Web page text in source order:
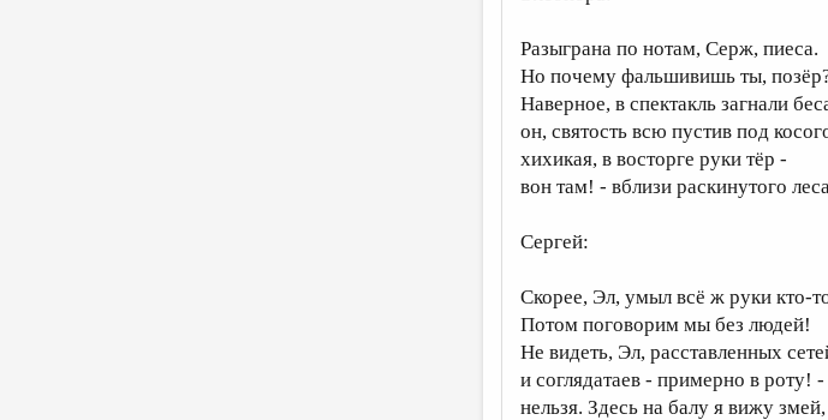
Разыграна по нотам, Серж, пиеса.
Но почему фальшивишь ты,
Наверное, в спектакль загнали
он, святость всю пустив под
хихикая, в восторге руки тёр -
вон там! - вблизи раскинутого
Сергей:
Скорее, Эл, умыл всё ж руки кто-
Потом поговорим мы без людей!
Не видеть, Эл, расставленных
и соглядатаев - примерно в роту! -
нельзя. Здесь на балу я вижу змей,